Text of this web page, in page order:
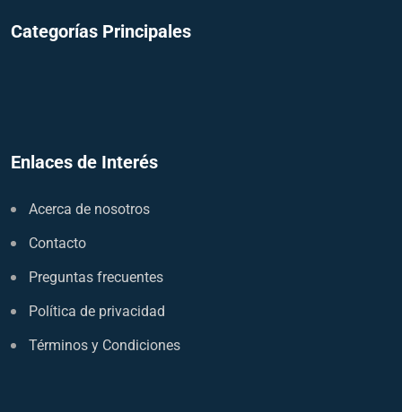
Categorías Principales
Enlaces de Interés
Acerca de nosotros
Contacto
Preguntas frecuentes
Política de privacidad
Términos y Condiciones